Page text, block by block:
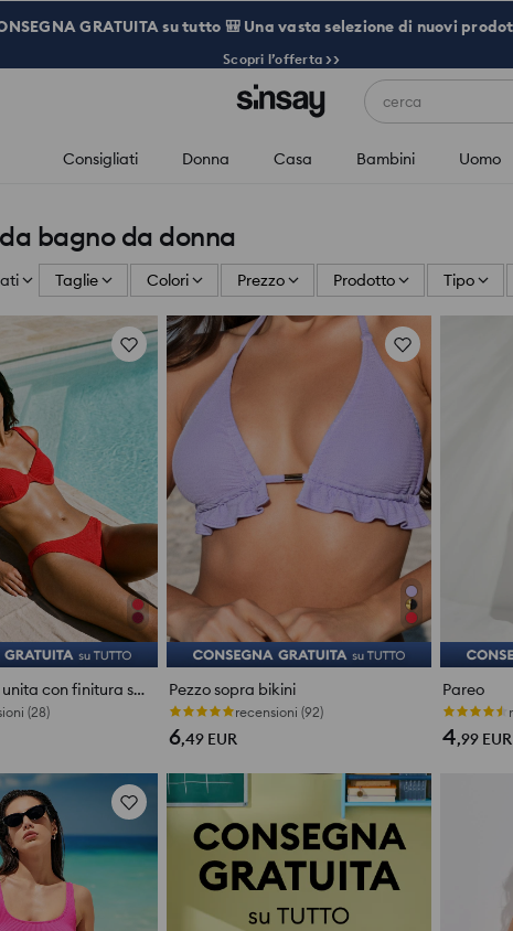
GRATUITA su tutto 🎒 Una vasta selezione di nuovi
Scopri l’offerta >>
cerca
Consigliati Donna Casa Bambini Uomo
bagno da donna
Taglie Colori Prezzo Prodotto Tipo
Top bikini tinta unita con finitura stile conchiglia
(28)
Pezzo sopra bikini
Ultimi pezzi
6,49 EUR
Pareo
4,99 EUR